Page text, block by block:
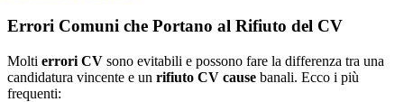
Errori Comuni che Portano al Rifiuto del CV
Molti errori CV sono evitabili e possono fare la differenza tra una
candidatura vincente e un rifiuto CV cause banali. Ecco i più
frequenti: